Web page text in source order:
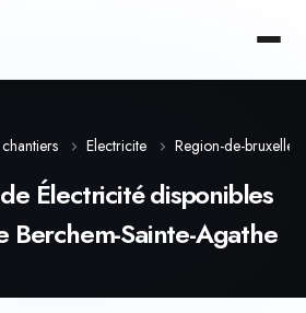
Electricite Region-de-
Électricité disponibles
Berchem-Sainte-Agathe